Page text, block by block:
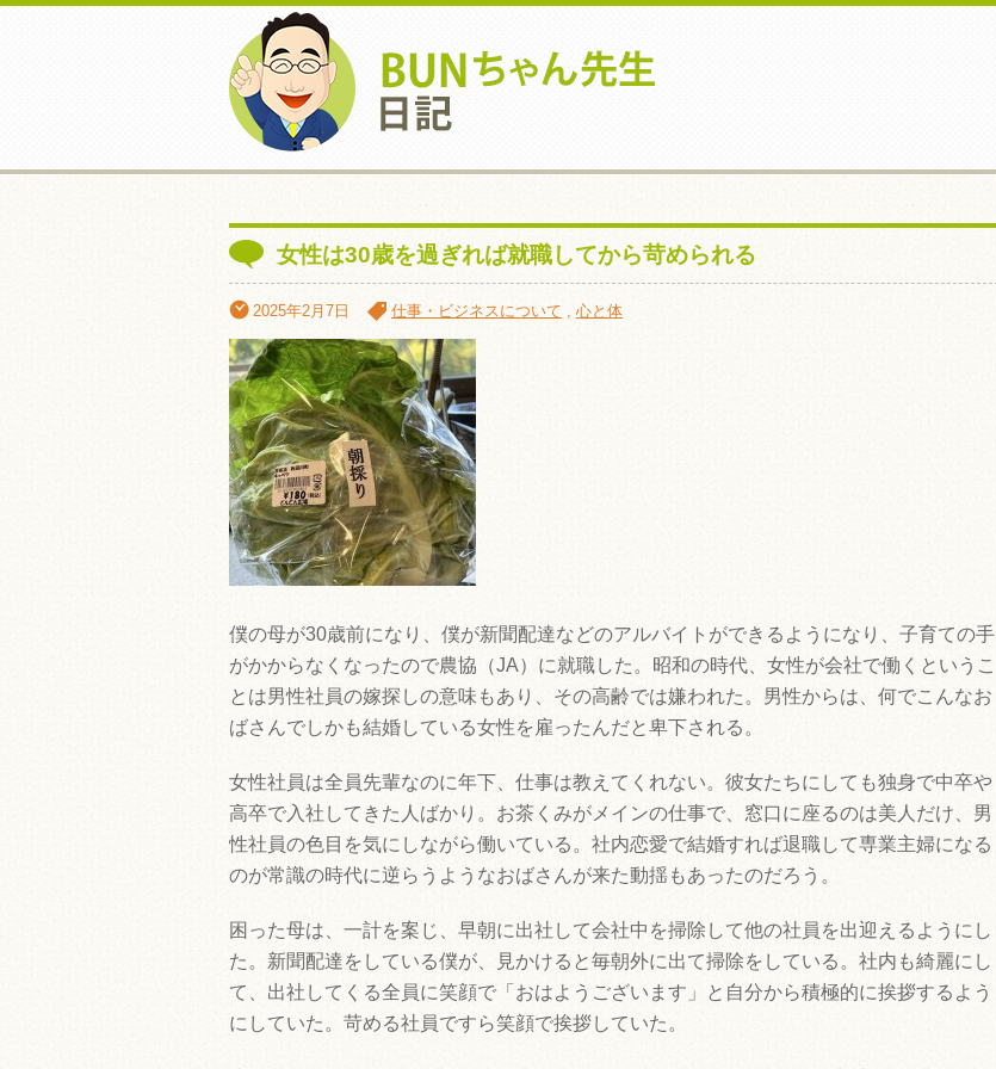
女性は30歳を過ぎれば就職してから苛められる
2025年2月7日 仕事・ビジネスについて , 心と体
僕の母が30歳前になり、僕が新聞配達などのアルバイトができるようになり、子育ての手
がかからなくなったので農協（JA）に就職した。昭和の時代、女性が会社で働くというこ
とは男性社員の嫁探しの意味もあり、その高齢では嫌われた。男性からは、何でこんなお
ばさんでしかも結婚している女性を雇ったんだと卑下される。
女性社員は全員先輩なのに年下、仕事は教えてくれない。彼女たちにしても独身で中卒や
高卒で入社してきた人ばかり。お茶くみがメインの仕事で、窓口に座るのは美人だけ、男
性社員の色目を気にしながら働いている。社内恋愛で結婚すれば退職して専業主婦になる
のが常識の時代に逆らうようなおばさんが来た動揺もあったのだろう。
困った母は、一計を案じ、早朝に出社して会社中を掃除して他の社員を出迎えるようにし
た。新聞配達をしている僕が、見かけると毎朝外に出て掃除をしている。社内も綺麗にし
て、出社してくる全員に笑顔で「おはようございます」と自分から積極的に挨拶するよう
にしていた。苛める社員ですら笑顔で挨拶していた。